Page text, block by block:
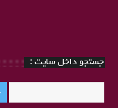
جستجو داخل سایت :